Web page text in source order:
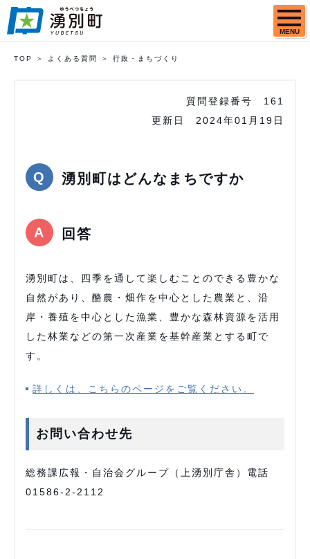
MENU
TOP よくある質問 行政・まちづくり
質問登録番号
161
更新日
2024年01月19日
湧別町はどんなまちですか
回答
湧別町は、四季を通して楽しむことのできる豊かな
自然があり、酪農・畑作を中心とした農業と、沿
岸・養殖を中心とした漁業、豊かな森林資源を活用
した林業などの第一次産業を基幹産業とする町で
す。
詳しくは、こちらのページをご覧ください。
お問い合わせ先
総務課広報・自治会グループ（上湧別庁舎）電話
01586-2-2112